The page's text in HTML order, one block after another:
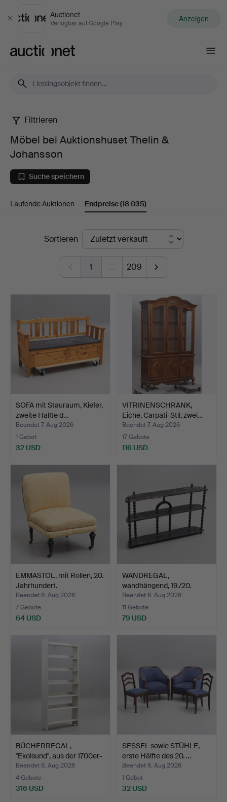
Schließen
Auctionet
Verfügbar auf Google Play Anzeigen
Möbel
bei
Auktionshuset
Thelin
Johansson
Filtrieren
Möbel bei Auktionshuset Thelin &
Johansson
Suche speichern
Laufende Auktionen Endpreise(18 035)
EndpreiseSortieren
1 … 209
SOFA mit Stauraum, Kiefer,
zweite Hälfte d…
Beendet 7. Aug 2026
1 Gebot
32 USD
VITRINENSCHRANK,
Eiche, Carpati-Stil, zwei…
Beendet 7. Aug 2026
17 Gebote
116 USD
EMMASTOL, mit Rollen, 20.
Jahrhundert.
Beendet 6. Aug 2026
7 Gebote
64 USD
WANDREGAL,
wandhängend, 19./20.
Jahrhunder…
Beendet 6. Aug 2026
11 Gebote
79 USD
BÜCHERREGAL,
"Ekolsund", aus der 1700er-
Se…
Beendet 6. Aug 2026
4 Gebote
316 USD
SESSEL sowie STÜHLE,
erste Hälfte des 20. …
Beendet 6. Aug 2026
1 Gebot
32 USD